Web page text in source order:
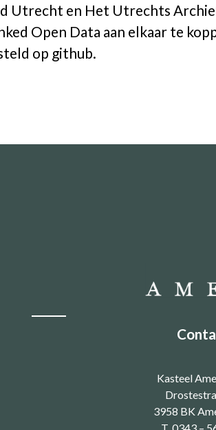
Utrecht en Het Utrechts
Open Data aan elkaar te
op github.
Kasteel
3958 BK
T. 0343 –